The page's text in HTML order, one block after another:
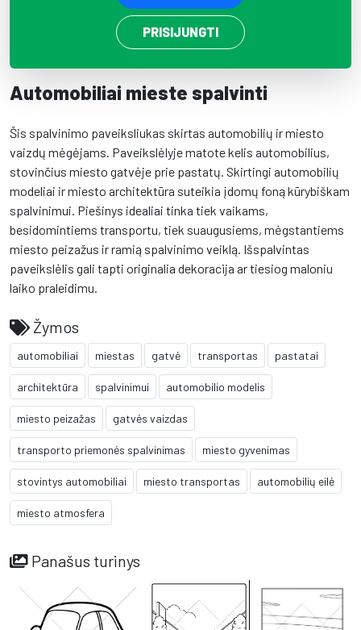
PRISIJUNGTI
Automobiliai mieste spalvinti
Šis spalvinimo paveiksliukas skirtas automobilių ir miesto
vaizdų mėgėjams. Paveikslėlyje matote kelis automobilius,
stovinčius miesto gatvėje prie pastatų. Skirtingi automobilių
modeliai ir miesto architektūra suteikia įdomų foną kūrybiškam
spalvinimui. Piešinys idealiai tinka tiek vaikams,
besidomintiems transportu, tiek suaugusiems, mėgstantiems
miesto peizažus ir ramią spalvinimo veiklą. Išspalvintas
paveikslėlis gali tapti originalia dekoracija ar tiesiog maloniu
laiko praleidimu.
Žymos
automobiliai miestas gatvė transportas pastatai
architektūra spalvinimui automobilio modelis
miesto peizažas gatvės vaizdas
transporto priemonės spalvinimas miesto gyvenimas
stovintys automobiliai miesto transportas automobilių eilė
miesto atmosfera
Panašus turinys